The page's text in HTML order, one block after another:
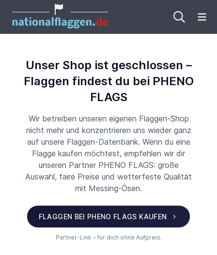
Unser Shop ist geschlossen –
Flaggen findest du bei PHENO
FLAGS
Wir betreiben unseren eigenen Flaggen-Shop
nicht mehr und konzentrieren uns wieder ganz
auf unsere Flaggen-Datenbank. Wenn du eine
Flagge kaufen möchtest, empfehlen wir dir
unseren Partner PHENO FLAGS: große
Auswahl, faire Preise und wetterfeste Qualität
mit Messing-Ösen.
FLAGGEN BEI PHENO FLAGS KAUFEN
Partner-Link – für dich ohne Aufpreis.